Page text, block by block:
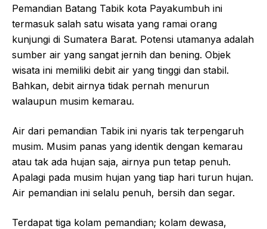
Pemandian Batang Tabik kota Payakumbuh ini
termasuk salah satu wisata yang ramai orang
kunjungi di Sumatera Barat. Potensi utamanya adalah
sumber air yang sangat jernih dan bening. Objek
wisata ini memiliki debit air yang tinggi dan stabil.
Bahkan, debit airnya tidak pernah menurun
walaupun musim kemarau.
Air dari pemandian Tabik ini nyaris tak terpengaruh
musim. Musim panas yang identik dengan kemarau
atau tak ada hujan saja, airnya pun tetap penuh.
Apalagi pada musim hujan yang tiap hari turun hujan.
Air pemandian ini selalu penuh, bersih dan segar.
Terdapat tiga kolam pemandian; kolam dewasa,